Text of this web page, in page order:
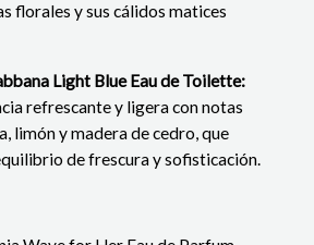
florales y sus cálidos matices
Light Blue Eau de Toilette:
refrescante y ligera con notas
limón y madera de cedro, que
de frescura y sofisticación.